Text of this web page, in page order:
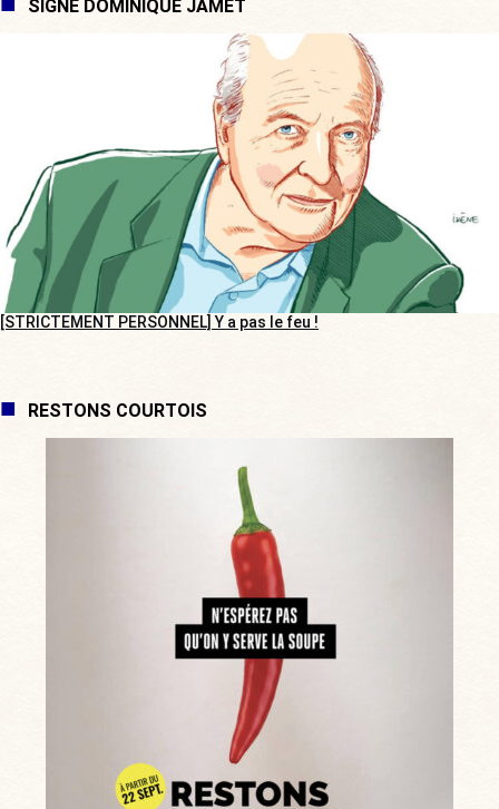
SIGNÉ DOMINIQUE JAMET